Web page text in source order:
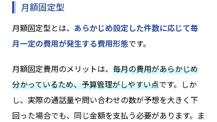
月額固定型
月額固定型とは、あらかじめ設定した件数に応じて毎
月一定の費用が発生する費用形態です。
月額固定費用のメリットは、 毎月の費用があらかじめ
分かっているため、予算管理がしやすい点です。しか
し、実際の通話量や問い合わせの数が予想を大きく下
回った場合でも、同じ金額を支払う必要があります。ま